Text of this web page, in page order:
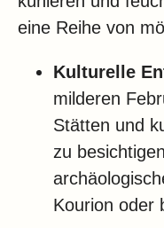
eine Reihe von
Kulturelle
milderen
Stätten und
zu
Kourion oder